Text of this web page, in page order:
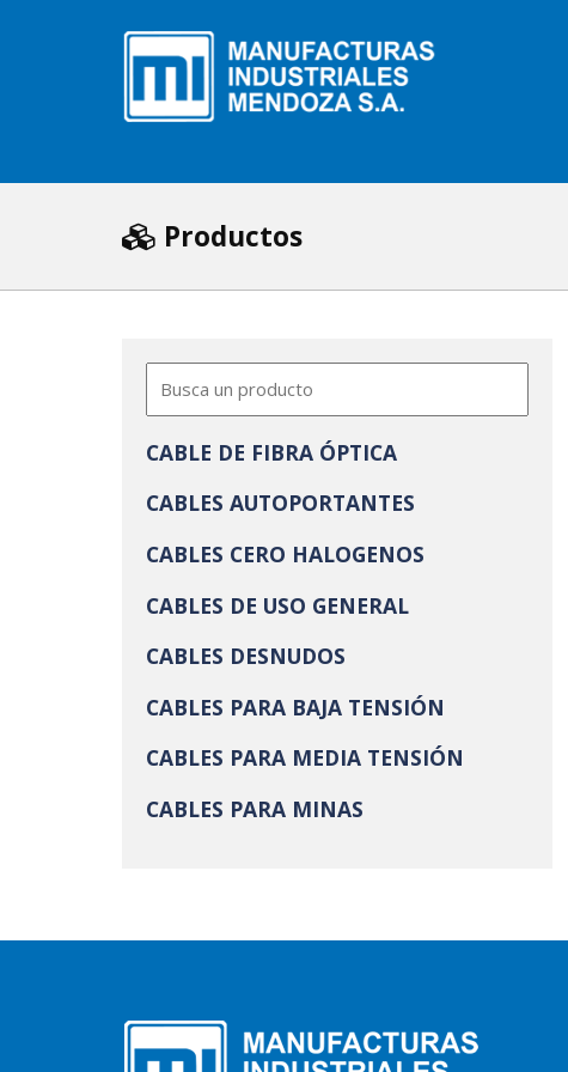
Productos
CABLE DE FIBRA ÓPTICA
CABLES AUTOPORTANTES
CABLES CERO HALOGENOS
CABLES DE USO GENERAL
CABLES DESNUDOS
CABLES PARA BAJA TENSIÓN
CABLES PARA MEDIA TENSIÓN
CABLES PARA MINAS